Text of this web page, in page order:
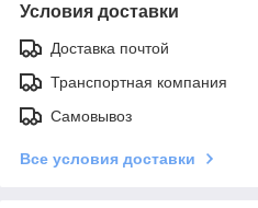
Условия доставки
Доставка почтой
Транспортная компания
Самовывоз
Все условия доставки